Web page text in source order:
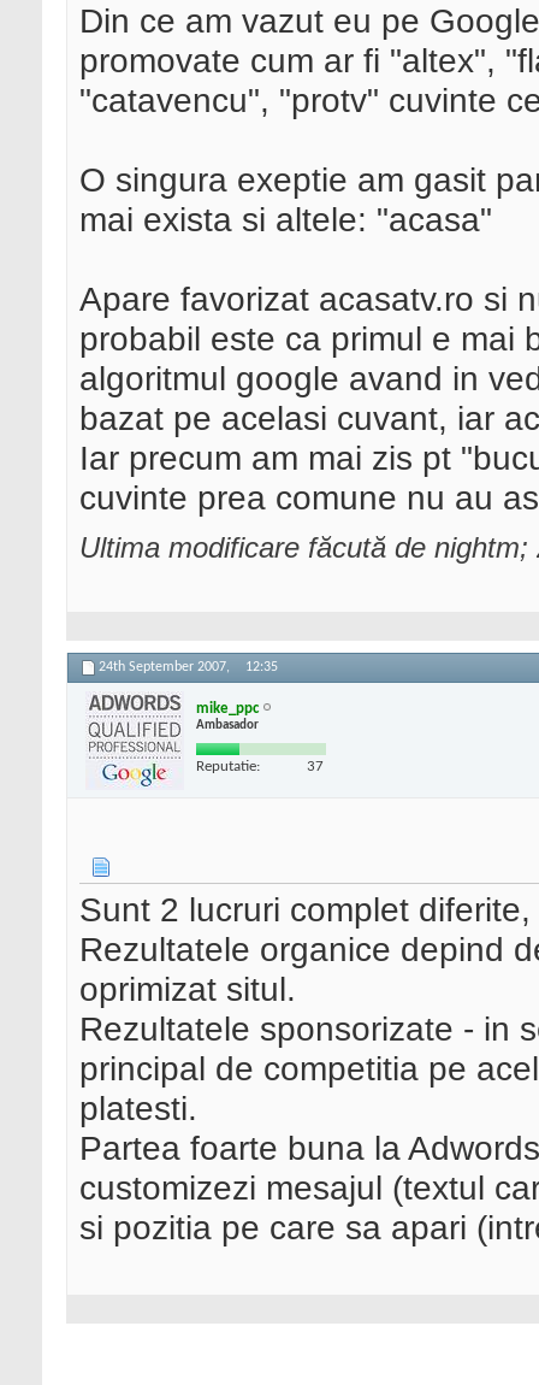
Din ce am vazut eu pe
promovate cum ar fi "altex",
"catavencu", "protv" cuvinte
O singura exeptie am gasit
mai exista si altele: "acasa"
Apare favorizat acasatv.ro si
probabil este ca primul e mai
algoritmul google avand in
bazat pe acelasi cuvant, iar
Iar precum am mai zis pt
cuvinte prea comune nu au
Ultima modificare făcută de
24th September 2007, 12:35
mike_ppc
Ambasador
Reputatie: 37
Sunt 2 lucruri complet
Rezultatele organice depind
oprimizat situl.
Rezultatele sponsorizate - in
principal de competitia pe
platesti.
Partea foarte buna la
customizezi mesajul (textul
si pozitia pe care sa apari